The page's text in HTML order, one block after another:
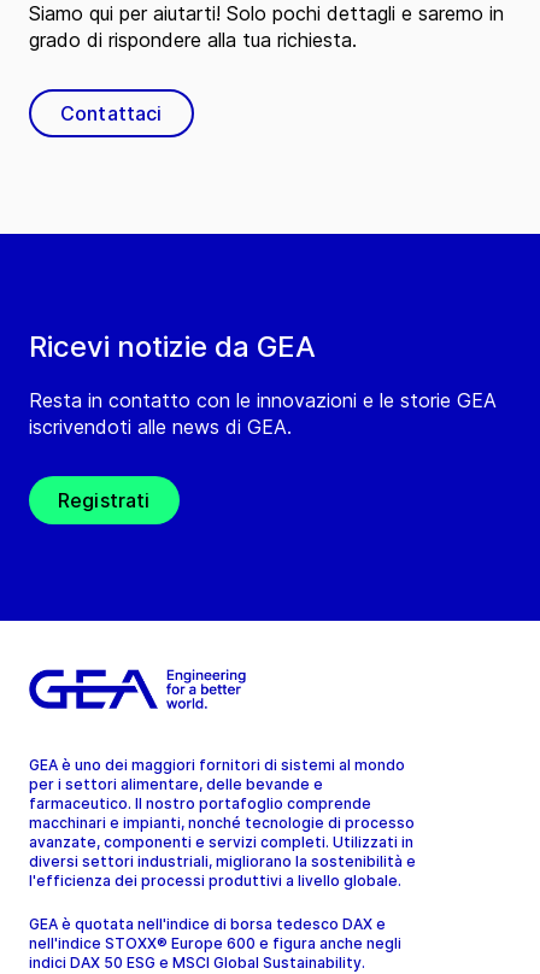
Ricevi notizie da GEA
Resta in contatto con le innovazioni e le storie GEA
iscrivendoti alle news di GEA.
Registrati
Siamo qui per aiutarti! Solo pochi dettagli e saremo in
grado di rispondere alla tua richiesta.
Contattaci
GEA è uno dei maggiori fornitori di sistemi al mondo
per i settori alimentare, delle bevande e
farmaceutico. Il nostro portafoglio comprende
macchinari e impianti, nonché tecnologie di processo
avanzate, componenti e servizi completi. Utilizzati in
diversi settori industriali, migliorano la sostenibilità e
l'efficienza dei processi produttivi a livello globale.
GEA è quotata nell'indice di borsa tedesco DAX e
nell'indice STOXX® Europe 600 e figura anche negli
indici DAX 50 ESG e MSCI Global Sustainability.